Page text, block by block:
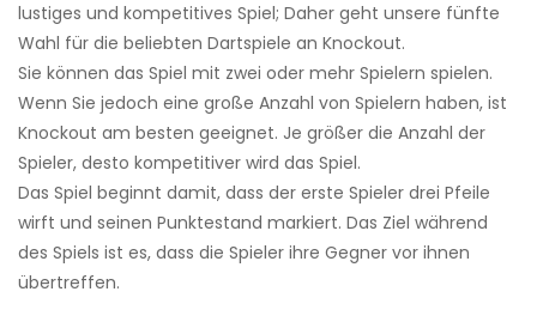
lustiges und kompetitives Spiel; Daher geht unsere fünfte
Wahl für die beliebten Dartspiele an Knockout.
Sie können das Spiel mit zwei oder mehr Spielern spielen.
Wenn Sie jedoch eine große Anzahl von Spielern haben, ist
Knockout am besten geeignet. Je größer die Anzahl der
Spieler, desto kompetitiver wird das Spiel.
Das Spiel beginnt damit, dass der erste Spieler drei Pfeile
wirft und seinen Punktestand markiert. Das Ziel während
des Spiels ist es, dass die Spieler ihre Gegner vor ihnen
übertreffen.